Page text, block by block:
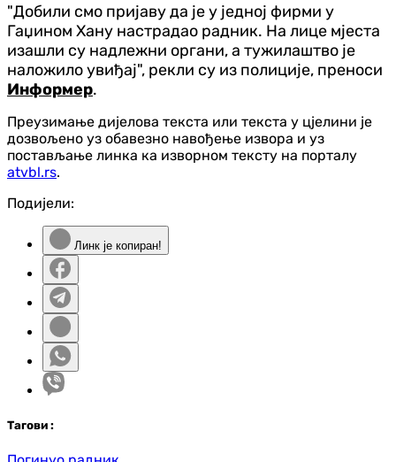
"Добили смо пријаву да је у једној фирми у
Гаџином Хану настрадао радник. На лице мјеста
изашли су надлежни органи, а тужилаштво је
наложило увиђај", рекли су из полиције, преноси
Информер.
Преузимање дијелова текста или текста у цјелини је
дозвољено уз обавезно навођење извора и уз
постављање линка ка изворном тексту на порталу
atvbl.rs.
Подијели:
Линк је копиран!
Тагови :